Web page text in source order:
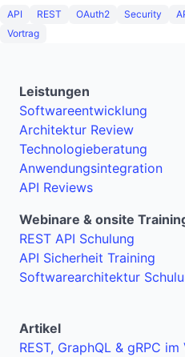
API REST OAuth2 Security
Vortrag
Leistungen
Softwareentwicklung
Architektur Review
Technologieberatung
Anwendungsintegration
API Reviews
Webinare & onsite
REST API Schulung
API Sicherheit Training
Softwarearchitektur
Artikel
REST, GraphQL & gRPC